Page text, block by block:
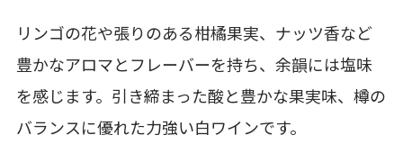
リンゴの花や張りのある柑橘果実、ナッツ香など
豊かなアロマとフレーバーを持ち、余韻には塩味
を感じます。引き締まった酸と豊かな果実味、樽の
バランスに優れた力強い白ワインです。